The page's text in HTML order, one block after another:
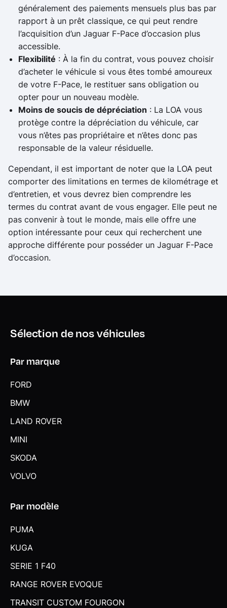
généralement des paiements mensuels plus bas par
rapport à un prêt classique, ce qui peut rendre
l’acquisition d’un Jaguar F-Pace d’occasion plus
accessible.
Flexibilité : À la fin du contrat, vous pouvez choisir
d’acheter le véhicule si vous êtes tombé amoureux
de votre F-Pace, le restituer sans obligation ou
opter pour un nouveau modèle.
Moins de soucis de dépréciation : La LOA vous
protège contre la dépréciation du véhicule, car
vous n’êtes pas propriétaire et n’êtes donc pas
responsable de la valeur résiduelle.
Cependant, il est important de noter que la LOA peut
comporter des limitations en termes de kilométrage et
d’entretien, et vous devrez bien comprendre les
termes du contrat avant de vous engager. Elle peut ne
pas convenir à tout le monde, mais elle offre une
option intéressante pour ceux qui recherchent une
approche différente pour posséder un Jaguar F-Pace
d’occasion.
Sélection de nos véhicules
Par marque
FORD
BMW
LAND ROVER
MINI
SKODA
VOLVO
Par modèle
PUMA
KUGA
SERIE 1 F40
RANGE ROVER EVOQUE
TRANSIT CUSTOM FOURGON